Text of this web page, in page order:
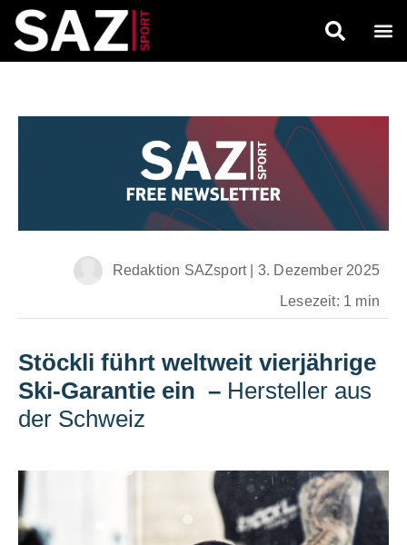
Redaktion SAZsport
3. Dezember 2025
Lesezeit: 1 min
Stöckli führt weltweit vierjährige
Ski-Garantie ein – Hersteller aus
der Schweiz